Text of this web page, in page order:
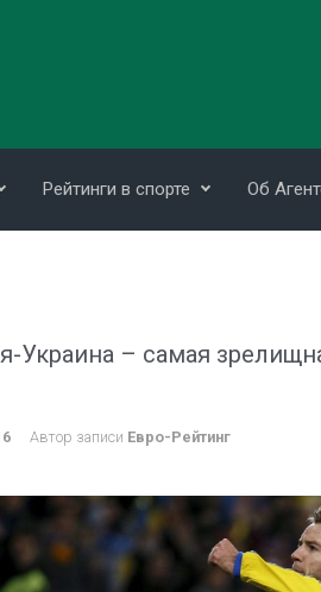
Рейтинги в спорте Об
Украина – самая
Автор записи Евро-Рейтинг